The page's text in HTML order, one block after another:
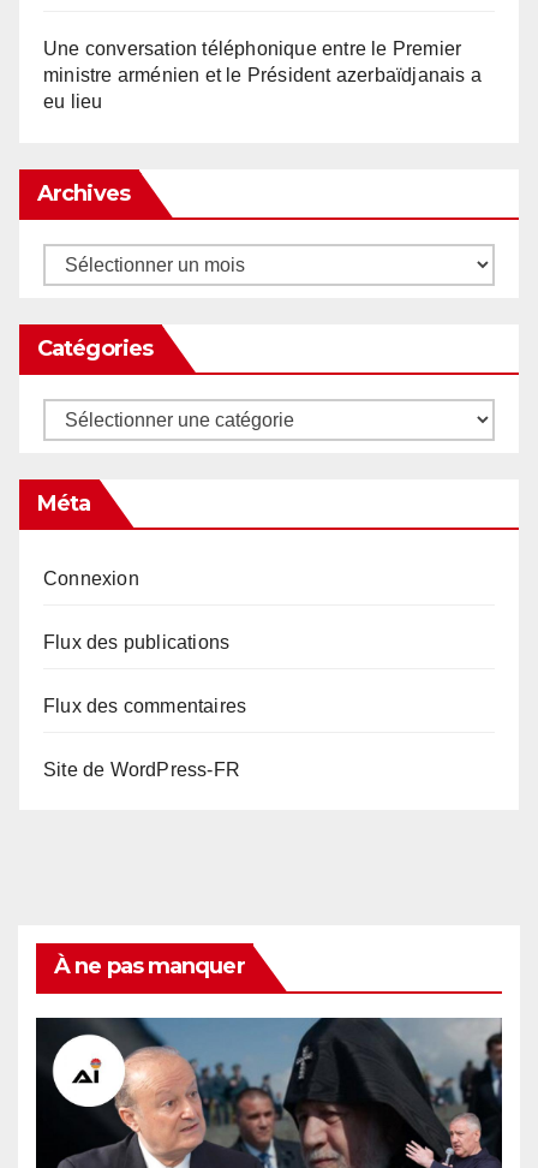
Une conversation téléphonique entre le Premier
ministre arménien et le Président azerbaïdjanais a
eu lieu
Archives
Archives
Catégories
Catégories
Méta
Connexion
Flux des publications
Flux des commentaires
Site de WordPress-FR
À ne pas manquer